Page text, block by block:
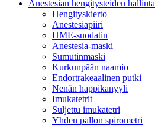
Anestesian hengitysteiden hallinta
Hengityskierto
Anestesiapiiri
HME-suodatin
Anestesia-maski
Sumutinmaski
Kurkunpään naamio
Endortrakeaalinen putki
Nenän happikanyyli
Imukatetrit
Suljettu imukatetri
Yhden pallon spirometri